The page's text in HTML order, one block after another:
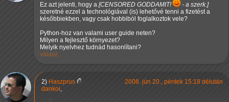
Ez azt jelenti, hogy a [CENSORED GODDAMIT!
- a szerk.]
szeretné ezzel a technológiával (is) lehetővé tenni a fizetést a
későbbiekben, vagy csak hobbiból foglalkoztok vele?
Python-hoz van valami user guide neten?
Milyen a fejlesztő környezet?
Melyik nyelvhez tudnád hasonlítani?
válasz
2) Haszprus
2008. jún 20., péntek 15:18 délután
dankoi,